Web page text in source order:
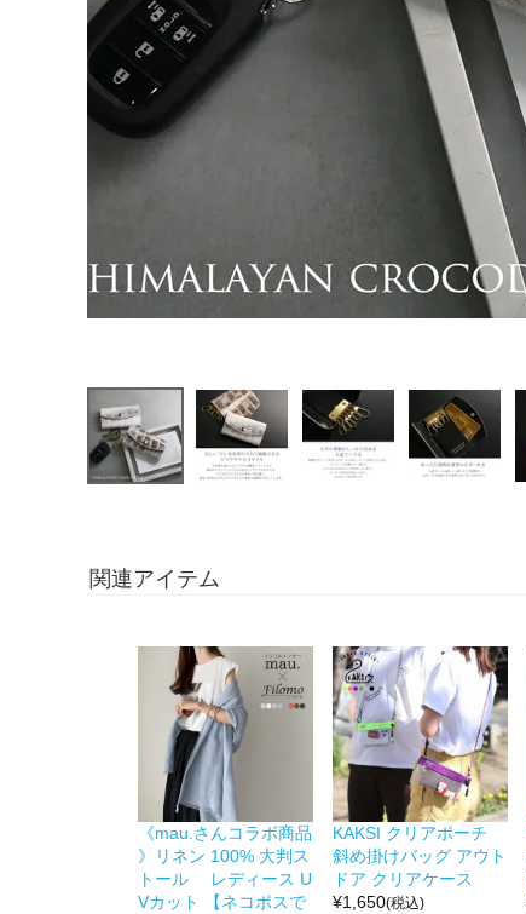
関連アイテム
《mau.さんコラボ商品
》リネン 100% 大判ス
トール レディース U
Vカット 【ネコポスで
KAKSI クリアポーチ
斜め掛けバッグ アウト
ドア クリアケース
¥1,650(税込)